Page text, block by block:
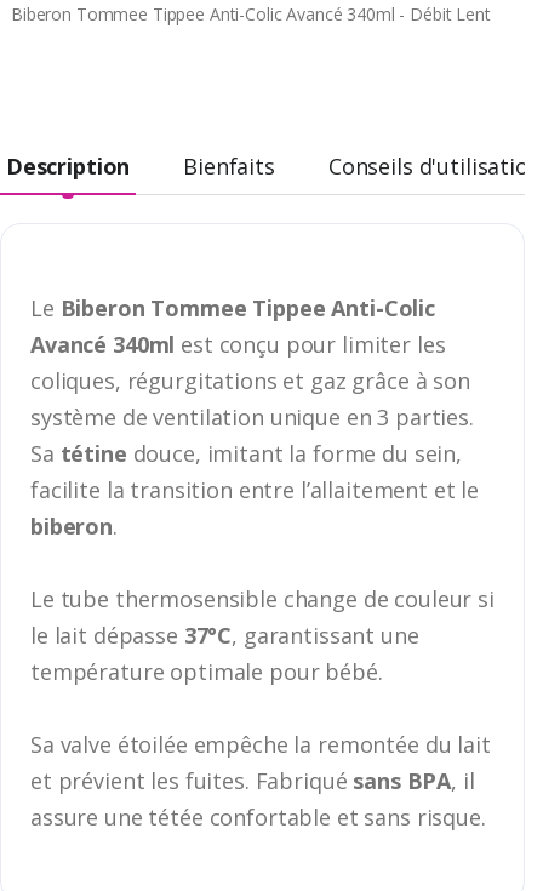
Biberon Tommee Tippee Anti-Colic Avancé 340ml - Débit Lent
Description Bienfaits Conseils d'utilisation
Le Biberon Tommee Tippee Anti-Colic
Avancé 340ml est conçu pour limiter les
coliques, régurgitations et gaz grâce à son
système de ventilation unique en 3 parties.
Sa tétine douce, imitant la forme du sein,
facilite la transition entre l’allaitement et le
biberon.
Le tube thermosensible change de couleur si
le lait dépasse 37°C, garantissant une
température optimale pour bébé.
Sa valve étoilée empêche la remontée du lait
et prévient les fuites. Fabriqué sans BPA, il
assure une tétée confortable et sans risque.